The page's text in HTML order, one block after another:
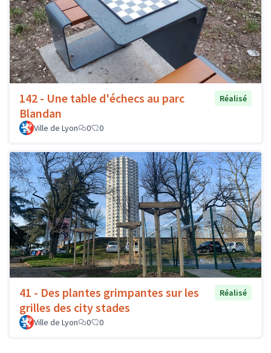
142 - Une table d'échecs au parc
Blandan
Réalisé
Ville de Lyon 0 0
41 - Des plantes grimpantes sur les
grilles des city stades
Réalisé
Ville de Lyon 0 0